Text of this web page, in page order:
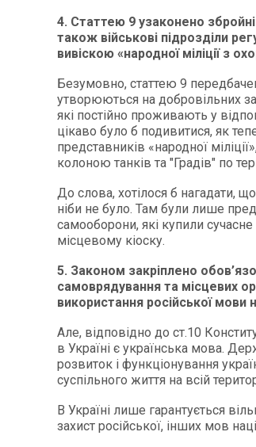
4. Статтею 9 узаконено
також військові підрозділи
вивіскою «народної міліції з
Безумовно, статтею 9
утворюються на добровільних
які постійно проживають у
цікаво було б подивитися, як
представників «народної
колоною танків та "Градів" по
До слова, хотілося б нагадати,
ніби не було. Там були лише
самооборони, які купили
місцевому кіоску.
5. Законом закріплено
самоврядування та місцевих
використання російської мови
Але, відповідно до ст.10
в Україні є українська мова.
розвиток і функціонування
суспільного життя на всій
В Україні лише гарантується
захист російської, інших мов